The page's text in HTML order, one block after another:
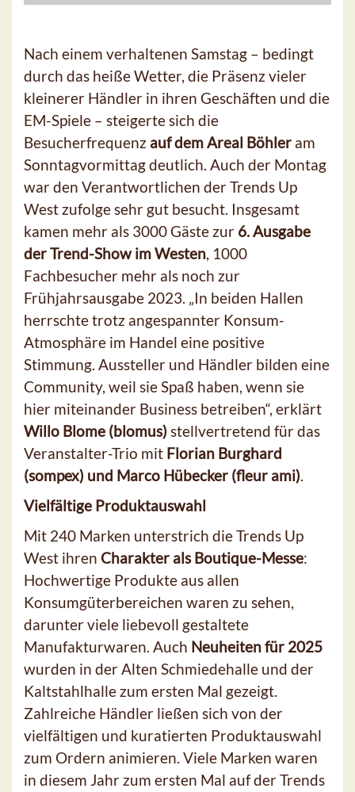
Nach einem verhaltenen Samstag – bedingt
durch das heiße Wetter, die Präsenz vieler
kleinerer Händler in ihren Geschäften und die
EM-Spiele – steigerte sich die
Besucherfrequenz auf dem Areal Böhler am
Sonntagvormittag deutlich. Auch der Montag
war den Verantwortlichen der Trends Up
West zufolge sehr gut besucht. Insgesamt
kamen mehr als 3000 Gäste zur 6. Ausgabe
der Trend-Show im Westen, 1000
Fachbesucher mehr als noch zur
Frühjahrsausgabe 2023. „In beiden Hallen
herrschte trotz angespannter Konsum-
Atmosphäre im Handel eine positive
Stimmung. Aussteller und Händler bilden eine
Community, weil sie Spaß haben, wenn sie
hier miteinander Business betreiben“, erklärt
Willo Blome (blomus) stellvertretend für das
Veranstalter-Trio mit Florian Burghard
(sompex) und Marco Hübecker (fleur ami).
Vielfältige Produktauswahl
Mit 240 Marken unterstrich die Trends Up
West ihren Charakter als Boutique-Messe:
Hochwertige Produkte aus allen
Konsumgüterbereichen waren zu sehen,
darunter viele liebevoll gestaltete
Manufakturwaren. Auch Neuheiten für 2025
wurden in der Alten Schmiedehalle und der
Kaltstahlhalle zum ersten Mal gezeigt.
Zahlreiche Händler ließen sich von der
vielfältigen und kuratierten Produktauswahl
zum Ordern animieren. Viele Marken waren
in diesem Jahr zum ersten Mal auf der Trends